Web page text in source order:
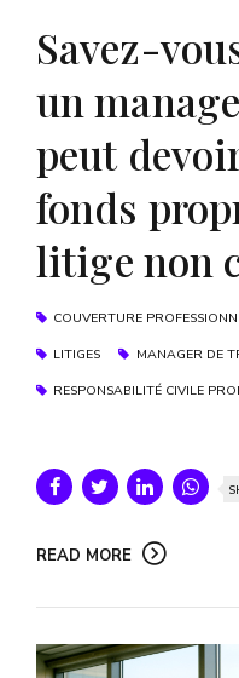
Savez-
un
peut
fonds
litige non
COUVERTURE
LITIGES
MANAGER DE
RESPONSABILITÉ CIVILE
READ MORE